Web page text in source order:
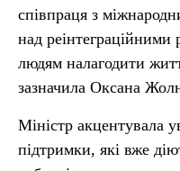
співпраця з
над
людям налагодити
зазначила Оксана
Міністр акцентувала
підтримки, які вже